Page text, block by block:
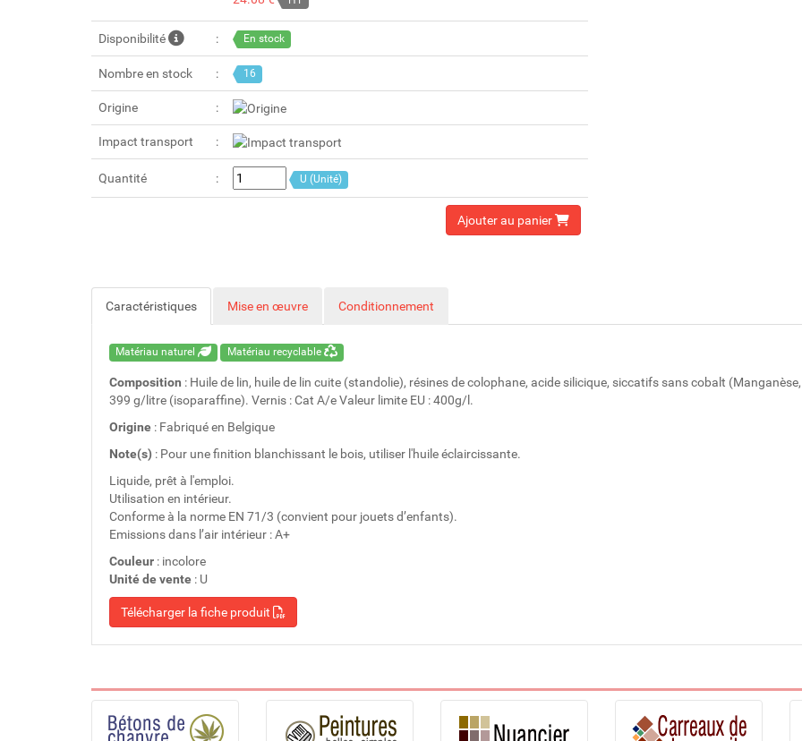
Disponibilité En stock
Nombre en stock 16
Origine
Impact transport
Quantité U (Unité)
Ajouter au panier
Caractéristiques Mise en œuvre Conditionnement
Matériau naturel Matériau recyclable
Composition : Huile de lin, huile de lin cuite (standolie), résines de colophane, acide silicique, siccatifs sans cobalt
399 g/litre (isoparaffine). Vernis : Cat A/e Valeur limite EU : 400g/l.
Origine : Fabriqué en Belgique
Note(s) : Pour une finition blanchissant le bois, utiliser l'huile éclaircissante.
Liquide, prêt à l'emploi.
Utilisation en intérieur.
Conforme à la norme EN 71/3 (convient pour jouets d’enfants).
Emissions dans l’air intérieur : A+
Couleur : incolore
Unité de vente : U
Télécharger la fiche produit